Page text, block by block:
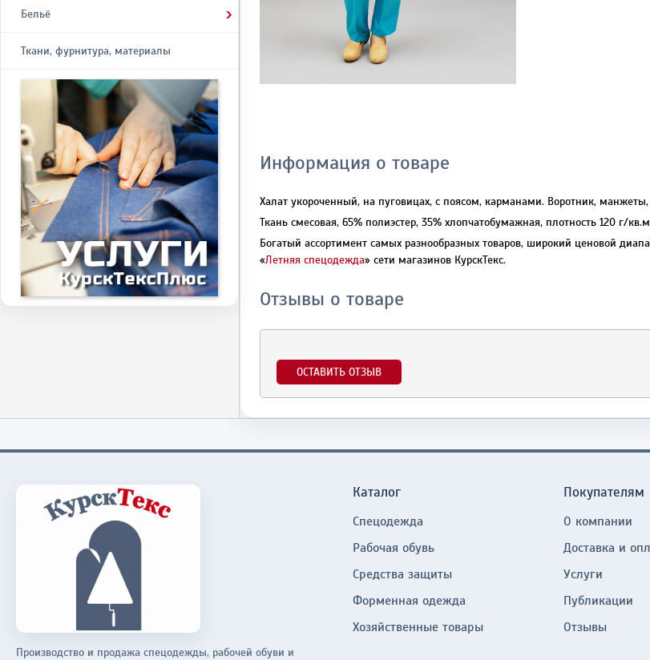
Бельё ›
Ткани, фурнитура, материалы
Информация о товаре
Халат укороченный, на пуговицах, с поясом, карманами. Воротник,
Ткань смесовая, 65% полиэстер, 35% хлопчатобумажная, плотность 120 г/
Богатый ассортимент самых разнообразных товаров, широкий ценовой
«Летняя спецодежда» сети магазинов КурскТекс.
Отзывы о товаре
ОСТАВИТЬ ОТЗЫВ
Производство и продажа спецодежды, рабочей обуви и
Каталог
Спецодежда
Рабочая обувь
Средства защиты
Форменная одежда
Хозяйственные товары
Покупателям
О компании
Доставка и
Услуги
Публикации
Отзывы